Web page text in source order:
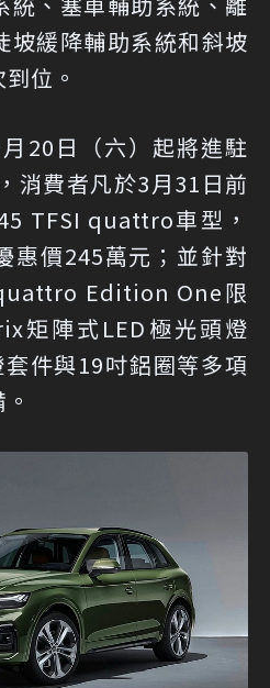
坡緩降輔助系統和斜坡
位。
20日（六）起將進駐
消費者凡於3月31日前
TFSI quattro車型，
惠價245萬元；並針對
Edition One限
矩陣式LED極光頭燈
件與19吋鋁圈等多項